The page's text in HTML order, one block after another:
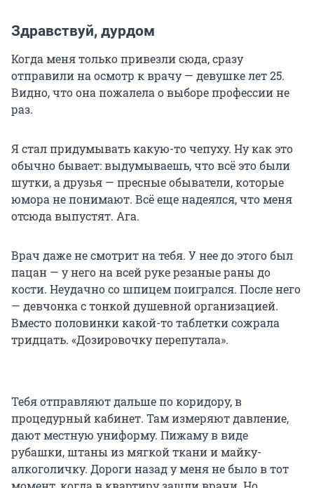
Здравствуй, дурдом
Когда меня только привезли сюда, сразу
отправили на осмотр к врачу — девушке лет 25.
Видно, что она пожалела о выборе профессии не
раз.
Я стал придумывать какую-то чепуху. Ну как это
обычно бывает: выдумываешь, что всё это были
шутки, а друзья — пресные обыватели, которые
юмора не понимают. Всё еще надеялся, что меня
отсюда выпустят. Ага.
Врач даже не смотрит на тебя. У нее до этого был
пацан — у него на всей руке резаные раны до
кости. Неудачно со шпицем поигрался. После него
— девчонка с тонкой душевной организацией.
Вместо половинки какой-то таблетки сожрала
тридцать. «Дозировочку перепутала».
Тебя отправляют дальше по коридору, в
процедурный кабинет. Там измеряют давление,
дают местную униформу. Пижаму в виде
рубашки, штаны из мягкой ткани и майку-
алкоголичку. Дороги назад у меня не было в тот